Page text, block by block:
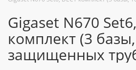
Gigaset N670
комплект (3
защищенных